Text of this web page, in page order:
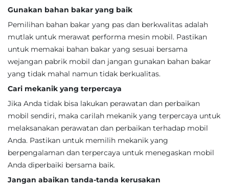
Gunakan bahan bakar yang baik
Pemilihan bahan bakar yang pas dan berkwalitas adalah
mutlak untuk merawat performa mesin mobil. Pastikan
untuk memakai bahan bakar yang sesuai bersama
wejangan pabrik mobil dan jangan gunakan bahan bakar
yang tidak mahal namun tidak berkualitas.
Cari mekanik yang terpercaya
Jika Anda tidak bisa lakukan perawatan dan perbaikan
mobil sendiri, maka carilah mekanik yang terpercaya untuk
melaksanakan perawatan dan perbaikan terhadap mobil
Anda. Pastikan untuk memilih mekanik yang
berpengalaman dan terpercaya untuk menegaskan mobil
Anda diperbaiki bersama baik.
Jangan abaikan tanda-tanda kerusakan